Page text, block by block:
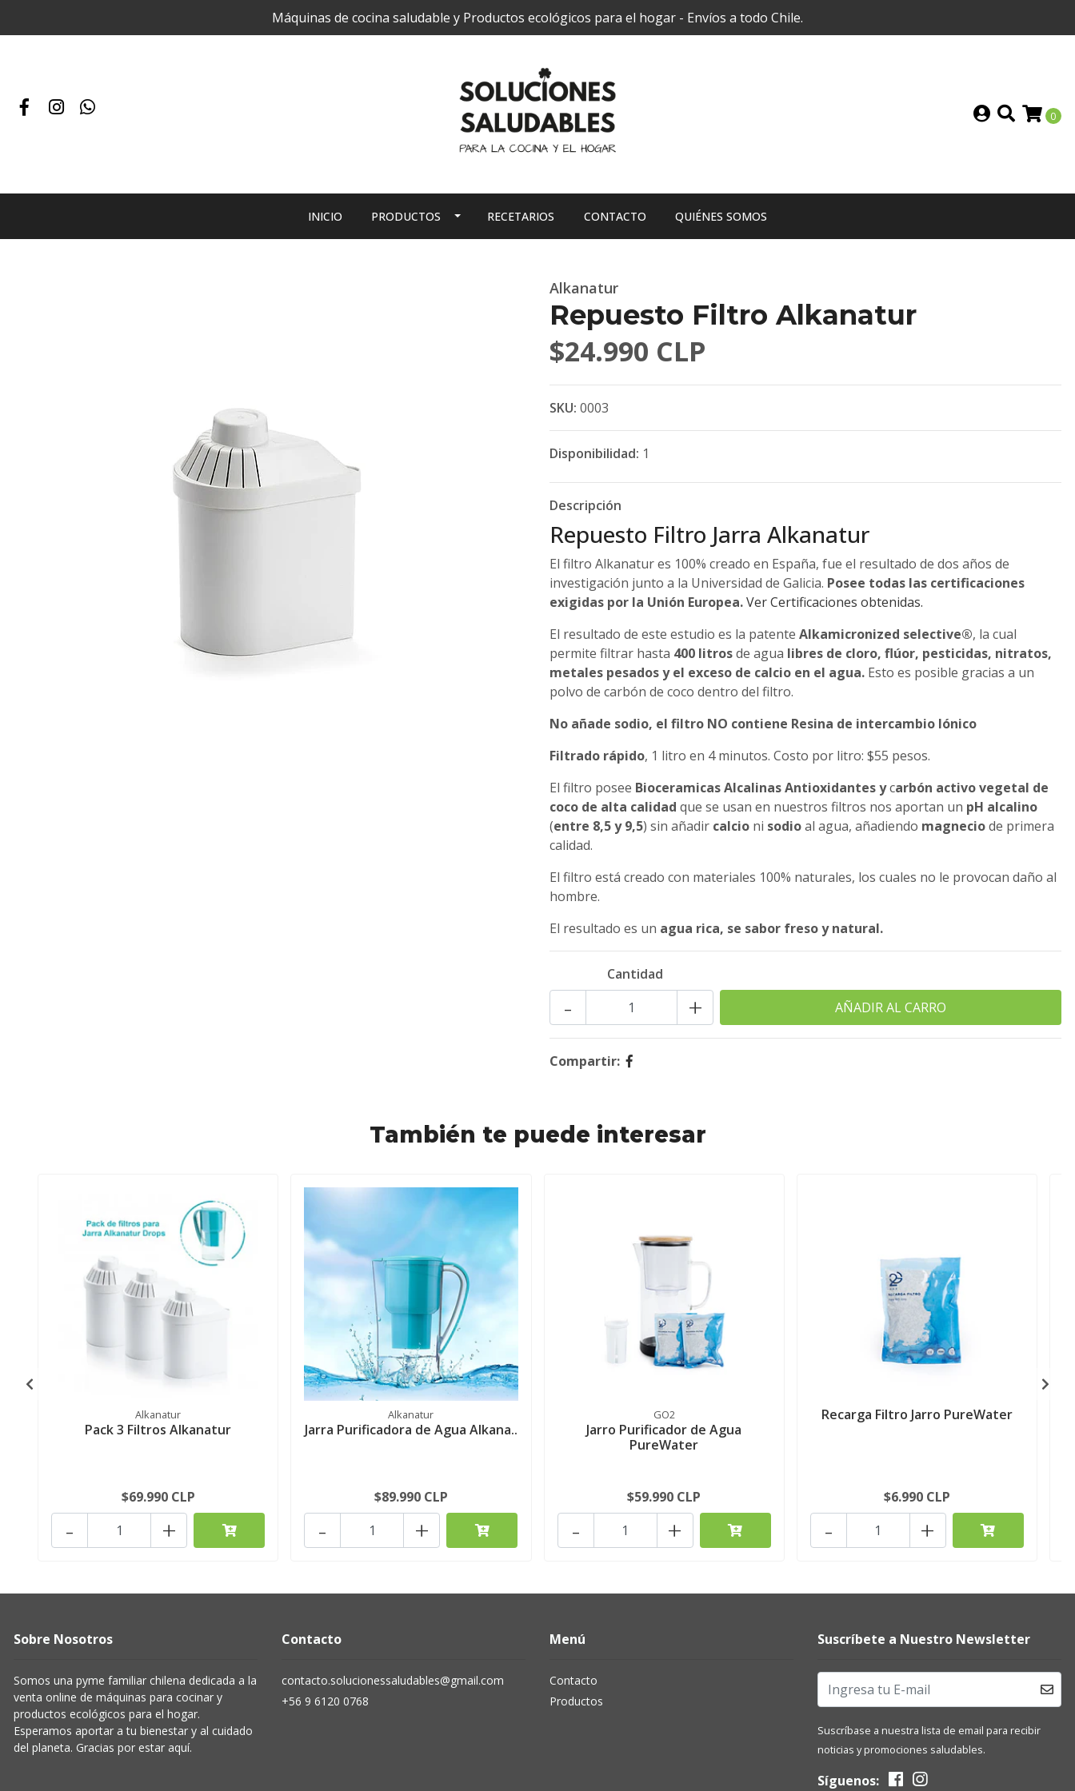
Máquinas de cocina saludable y Productos ecológicos para el hogar - Envíos a todo Chile.
0
INICIO PRODUCTOS RECETARIOS CONTACTO QUIÉNES SOMOS
Alkanatur
Repuesto Filtro Alkanatur
$24.990 CLP
SKU: 0003
Disponibilidad: 1
Descripción
Repuesto Filtro Jarra Alkanatur
El filtro Alkanatur es 100% creado en España, fue el resultado de dos años de
investigación junto a la Universidad de Galicia. Posee todas las certificaciones
exigidas por la Unión Europea.Ver Certificaciones obtenidas.
El resultado de este estudio es la patente Alkamicronized selective®, la cual
permite filtrar hasta 400 litrosde agua libres de cloro, flúor, pesticidas, nitratos,
metales pesados y el exceso de calcio en el agua. Esto es posible gracias a un
polvo de carbón de coco dentro del filtro.
No añade sodio, el filtro NO contiene Resina de intercambio Iónico
Filtrado rápido, 1 litro en 4 minutos. Costo por litro: $55 pesos.
El filtro posee Bioceramicas Alcalinas Antioxidantes ycarbón activo vegetal de
coco de alta calidad que se usan en nuestros filtros nos aportan un pH alcalino
(entre 8,5 y 9,5) sin añadir calcio ni sodioal agua, añadiendo magneciode primera
calidad.
El filtro está creado con materiales 100% naturales, los cuales no le provocan daño al
hombre.
El resultado es un agua rica, se sabor freso y natural.
Cantidad
+
-
Compartir:
También te puede interesar
Alkanatur
Pack 3 Filtros Alkanatur
$69.990 CLP
+
-
Alkanatur
Jarra Purificadora de Agua Alkana..
$89.990 CLP
+
-
GO2
Jarro Purificador de Agua
PureWater
$59.990 CLP
+
-
Recarga Filtro Jarro PureWater
$6.990 CLP
+
-
Sobre Nosotros
Somos una pyme familiar chilena dedicada a la
venta online de máquinas para cocinar y
productos ecológicos para el hogar.
Esperamos aportar a tu bienestar y al cuidado
del planeta. Gracias por estar aquí.
Contacto
contacto.solucionessaludables@gmail.com
+56 9 6120 0768
Menú
Contacto
Productos
Suscríbete a Nuestro Newsletter
Suscríbase a nuestra lista de email para recibir
noticias y promociones saludables.
Síguenos: